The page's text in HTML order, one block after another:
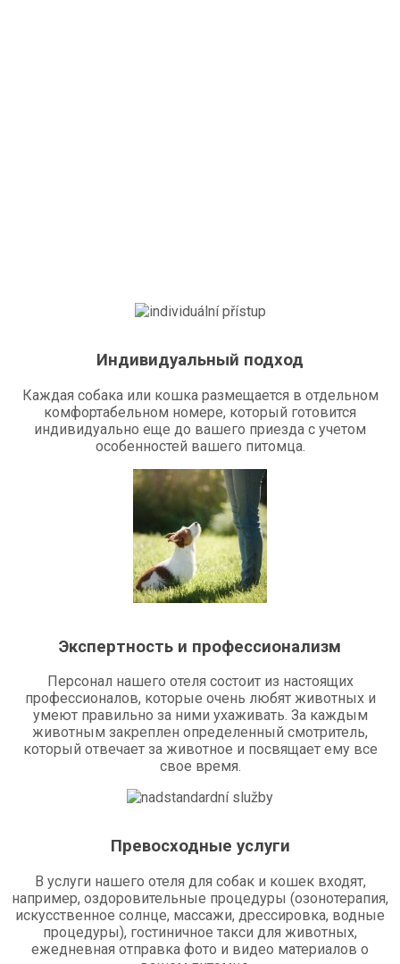
Индивидуальный подход
Каждая собака или кошка размещается в отдельном
комфортабельном номере, который готовится
индивидуально еще до вашего приезда с учетом
особенностей вашего питомца.
Экспертность и профессионализм
Персонал нашего отеля состоит из настоящих
профессионалов, которые очень любят животных и
умеют правильно за ними ухаживать. За каждым
животным закреплен определенный смотритель,
который отвечает за животное и посвящает ему все
свое время.
Превосходные услуги
В услуги нашего отеля для собак и кошек входят,
например, оздоровительные процедуры (озонотерапия,
искусственное солнце, массажи, дрессировка, водные
процедуры), гостиничное такси для животных,
ежедневная отправка фото и видео материалов о